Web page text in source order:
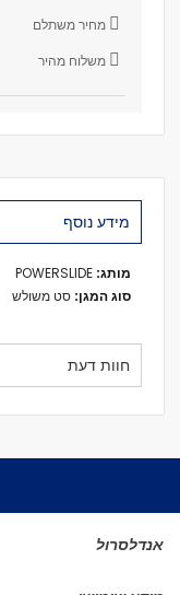
מחיר משתלם
משלוח מהיר
מידע נוסף
מידע
נוסף
סט משולש
חוות דעת
אנדלסרול